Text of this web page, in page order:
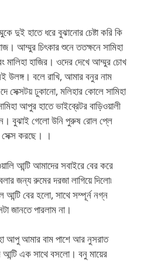
দুই হাতে ধরে বুঝানোর চেষ্টা করি কি
আম্মুর চিৎকার শুনে ততক্ষনে সামিহা
মালিহা হাজির। ওদের দেখে আম্মুর চোখ
উলঙ্গ। বলে রাখি, আমার বনুর নাম
সেক্সটয় ঢুকানো, মলিহার কোলে সামিহা
আপুর হাতে ভাইব্রেটর বাড়িওয়ালী
বুঝাই গেলো উনি পুরুষ রোল প্লে
করছে। ।
আন্টি আমাদের সবাইরে বের করে
জন্য রুমের দরজা লাগিয়ে দিলো৷
আন্টি বের হলো, সাথে সম্পূর্ন নগ্ন
জানতে পারলাম না।
আপু আমার বাম পাশে আর নুসরাত
এক সাথে বসলো। বনু মায়ের